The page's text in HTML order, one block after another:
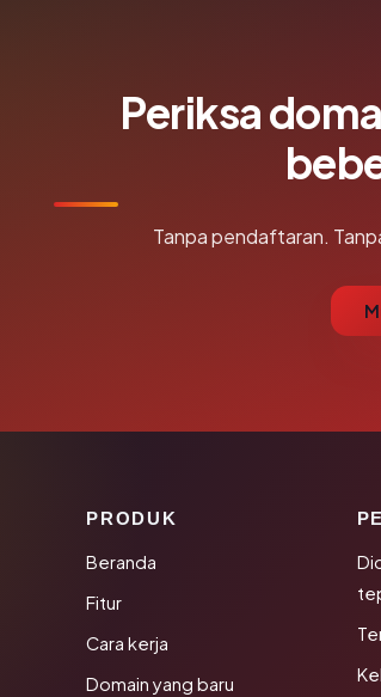
Periksa
Tanpa pendaftaran.
PRODUK
Beranda
Fitur
Cara kerja
Domain yang baru